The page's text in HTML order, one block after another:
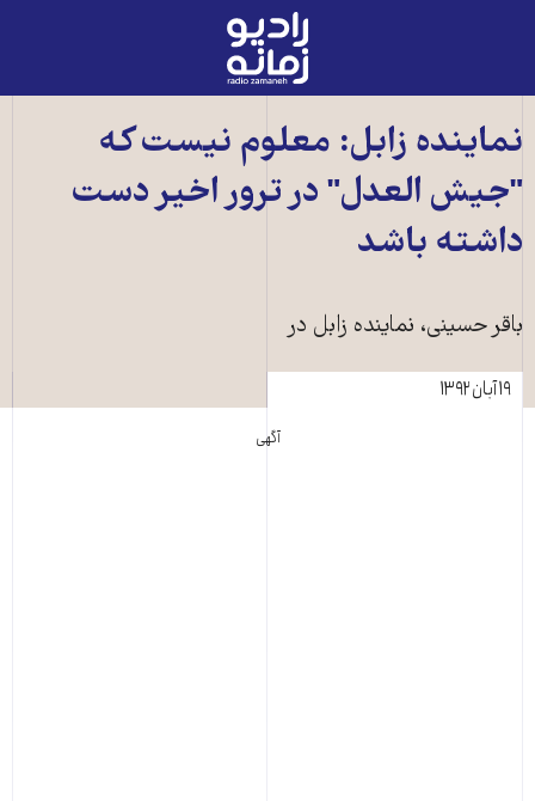
رادیو
زمانه
اصلی
نماینده زابل: معلوم نیست که
"جیش العدل" در ترور اخیر دست
داشته باشد
باقر حسينی، نماينده زابل در
۱۹ آبان ۱۳۹۲
آگهی